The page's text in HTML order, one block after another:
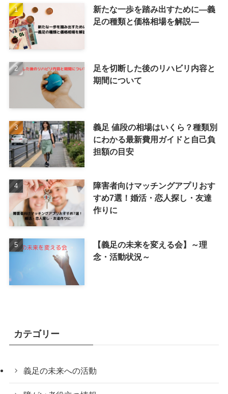
新たな一歩を踏み出すために―義
足の種類と価格相場を解説―
足を切断した後のリハビリ内容と
期間について
義足 値段の相場はいくら？種類別
にわかる最新費用ガイドと自己負
担額の目安
障害者向けマッチングアプリおす
すめ7選！婚活・恋人探し・友達
作りに
【義足の未来を変える会】～理
念・活動状況～
カテゴリー
義足の未来への活動